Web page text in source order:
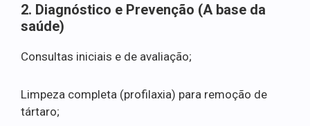
2. Diagnóstico e Prevenção (A base da
saúde)
Consultas iniciais e de avaliação;
Limpeza completa (profilaxia) para remoção de
tártaro;